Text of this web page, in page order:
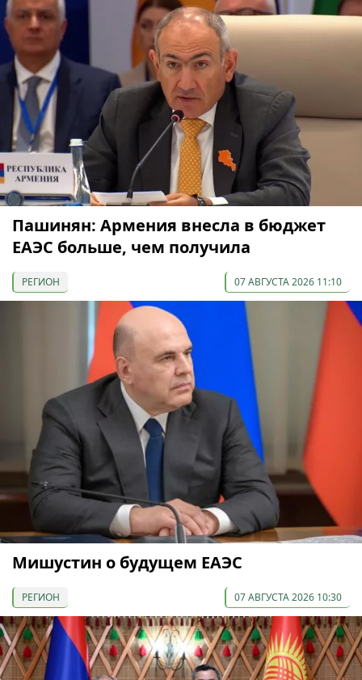
Пашинян: Армения внесла в бюджет
ЕАЭС больше, чем получила
РЕГИОН 07 АВГУСТА 2026 11:10
Мишустин о будущем ЕАЭС
РЕГИОН 07 АВГУСТА 2026 10:30